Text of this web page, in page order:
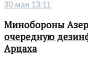
30 мая 13:11
Минобороны
очередную
Арцаха